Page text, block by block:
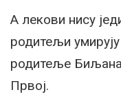
А лекови нису
родитељи
родитеље Биљана
Првој.